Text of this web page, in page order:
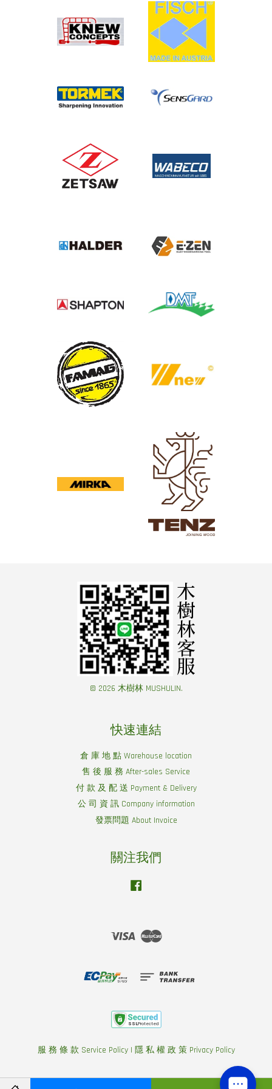
© 2026 木樹林 MUSHULIN.
快速連結
倉 庫 地 點 Warehouse location
售 後 服 務 After-sales Service
付 款 及 配 送 Payment & Delivery
公 司 資 訊 Company information
發票問題 About Invoice
關注我們
Visa Master
服 務 條 款 Service Policy| 隱 私 權 政 策 Privacy Policy